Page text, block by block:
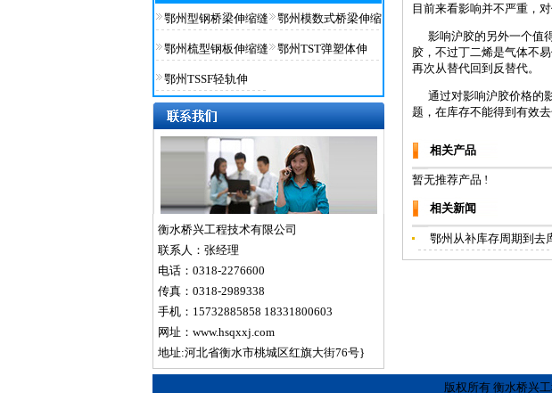
鄂州型钢桥梁伸缩缝 鄂州模数式桥梁伸缩
鄂州梳型钢板伸缩缝 鄂州TST弹塑体伸
鄂州TSSF轻轨伸
衡水桥兴工程技术有限公司
联系人：张经理
电话：0318-2276600
传真：0318-2989338
手机：15732885858 18331800603
网址：www.hsqxxj.com
地址:河北省衡水市桃城区红旗大街76号}
目前来看影响并不严重，
影响沪胶的另外一个值
胶，不过丁二烯是气体不
再次从替代回到反替代。
通过对影响沪胶价格的
题，在库存不能得到有效
相关产品
暂无推荐产品 !
相关新闻
鄂州从补库存周期到去
版权所有 衡水桥兴